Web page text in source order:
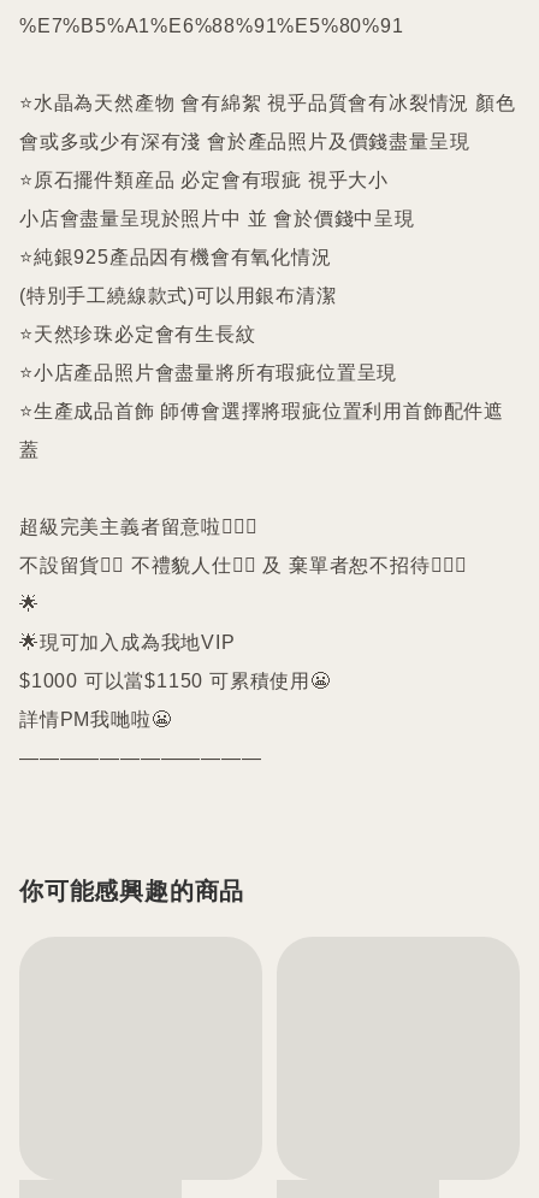
%E7%B5%A1%E6%88%91%E5%80%91
⭐️水晶為天然產物 會有綿絮 視乎品質會有冰裂情況 顏色
會或多或少有深有淺 會於產品照片及價錢盡量呈現
⭐️原石擺件類産品 必定會有瑕疵 視乎大小
小店會盡量呈現於照片中 並 會於價錢中呈現
⭐️純銀925產品因有機會有氧化情況
(特別手工繞線款式)可以用銀布清潔
⭐️天然珍珠必定會有生長紋
⭐️小店產品照片會盡量將所有瑕疵位置呈現
⭐️生產成品首飾 師傅會選擇將瑕疵位置利用首飾配件遮
蓋
超級完美主義者留意啦🙇🏻‍♀️
不設留貨🙅‍♀️ 不禮貌人仕🙅‍♀️ 及 棄單者恕不招待🙇🏻‍♀️
🌟
🌟現可加入成為我地VIP
$1000 可以當$1150 可累積使用😬
詳情PM我哋啦😬
————————————
你可能感興趣的商品